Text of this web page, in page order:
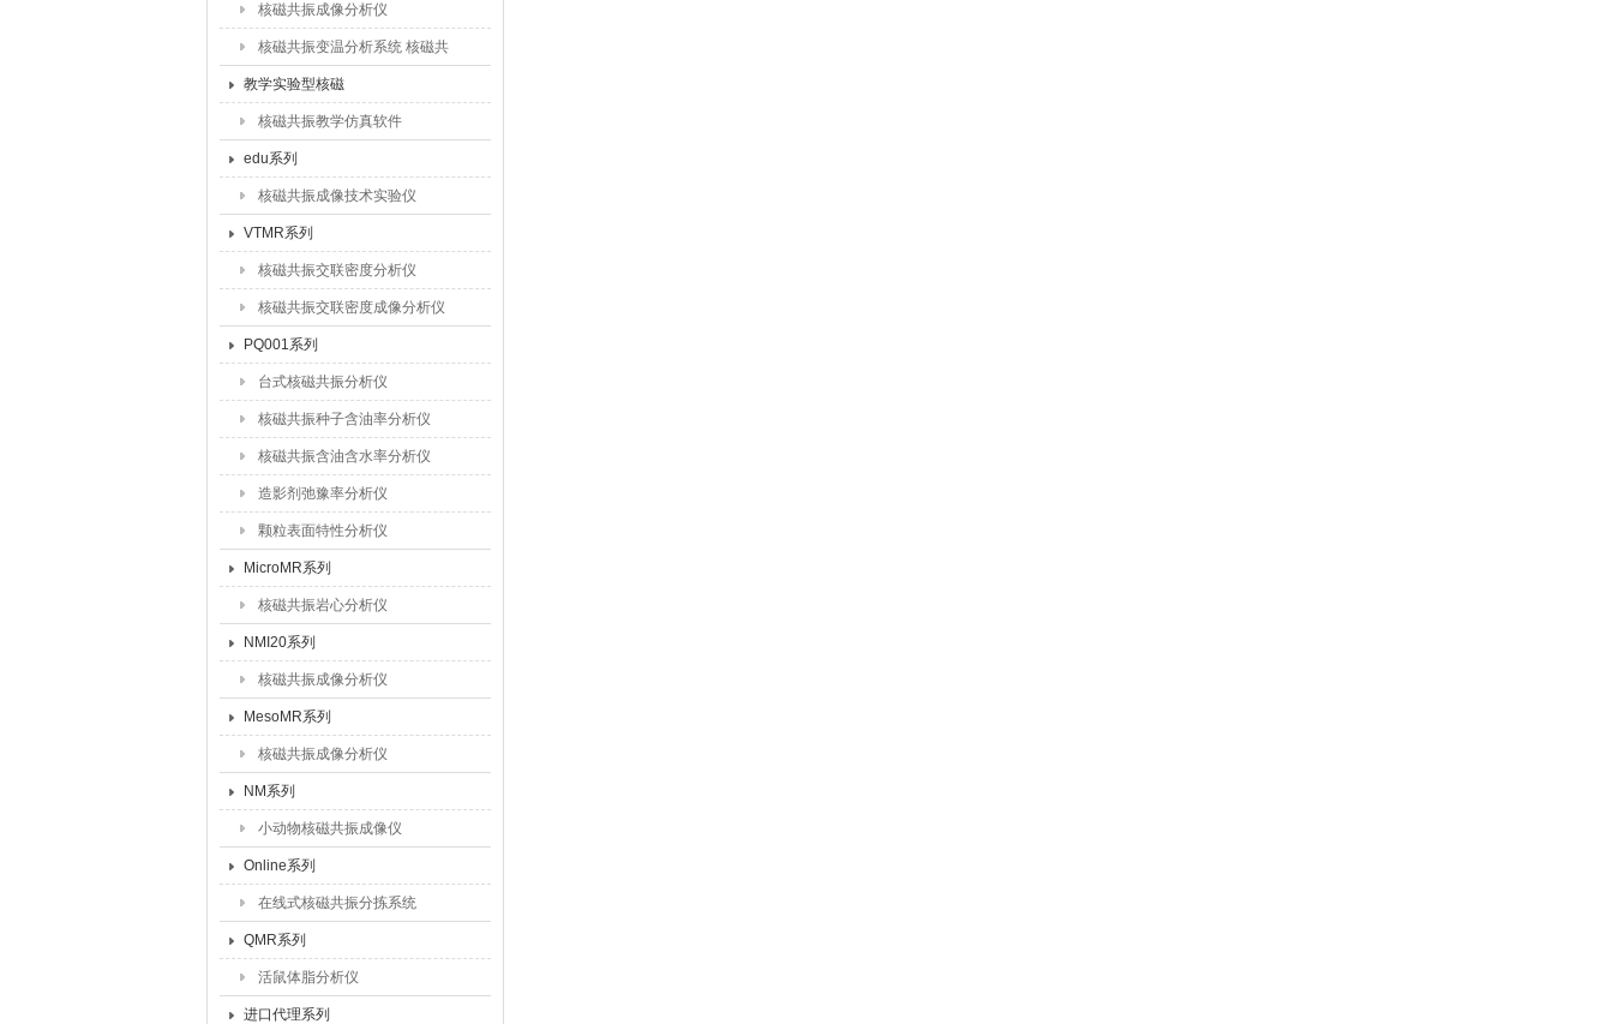
核磁共振成像分析仪
核磁共振变温分析系统 核磁共
振交联密度仪
教学实验型核磁
核磁共振教学仿真软件
edu系列
核磁共振成像技术实验仪
VTMR系列
核磁共振交联密度分析仪
核磁共振交联密度成像分析仪
PQ001系列
台式核磁共振分析仪
核磁共振种子含油率分析仪
核磁共振含油含水率分析仪
造影剂弛豫率分析仪
颗粒表面特性分析仪
MicroMR系列
核磁共振岩心分析仪
NMI20系列
核磁共振成像分析仪
MesoMR系列
核磁共振成像分析仪
NM系列
小动物核磁共振成像仪
Online系列
在线式核磁共振分拣系统
QMR系列
活鼠体脂分析仪
进口代理系列